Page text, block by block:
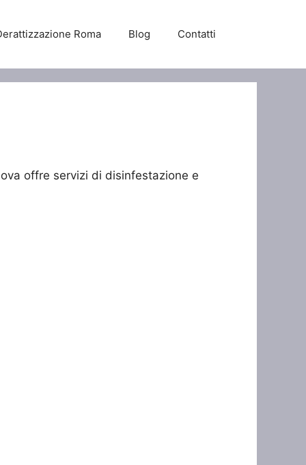
Roma Blog Contatti
offre servizi di disinfestazione e